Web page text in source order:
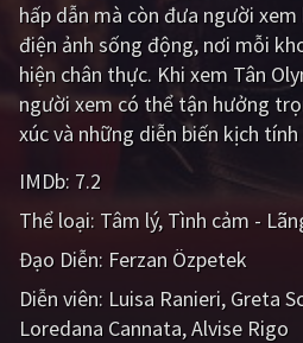
Viễn Tây
GameShow
QUỐC GIA
Âu - Mỹ
Hàn Quốc
Ấn Độ
Tổng hợp
hấp dẫn mà còn đưa người
điện ảnh sống động, nơi mỗi
hiện chân thực. Khi xem Tân
người xem có thể tận hưởng
xúc và những diễn biến kịch
IMDb: 7.2
Thể loại: Tâm lý Tình cảm -
Đạo Diễn: Ferzan Özpetek
Diễn viên: Luisa Ranieri Greta
Loredana Cannata Alvise Rigo